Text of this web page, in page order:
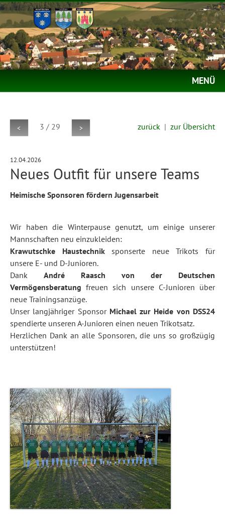
MENÜ
< 3 / 29 > zurück | zur Übersicht
12.04.2026
Neues Outfit für unsere Teams
Heimische Sponsoren fördern Jugensarbeit
Wir haben die Winterpause genutzt, um einige unserer
Mannschaften neu einzukleiden:
Krawutschke Haustechniksponserte neue Trikots für
unsere E- und D-Junioren.
Dank André Raasch von der Deutschen
Vermögensberatung freuen sich unsere C-Junioren über
neue Trainingsanzüge.
Unser langjähriger Sponsor Michael zur Heide von DSS24
spendierte unseren A-Junioren einen neuen Trikotsatz.
Herzlichen Dank an alle Sponsoren, die uns so großzügig
unterstützen!